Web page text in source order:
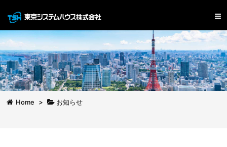
Home > お知らせ